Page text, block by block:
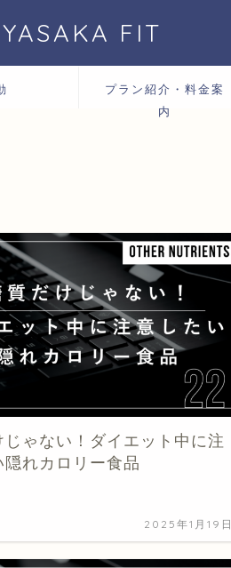
YASAKA FIT
プラン紹介・料金案
内
じゃない！ダイエット中に注
隠れカロリー食品
2025年1月19日